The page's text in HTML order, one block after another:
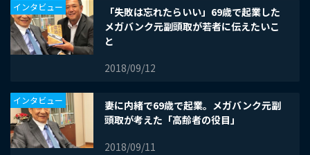
「失敗は忘れたらいい」69歳で起業した
メガバンク元副頭取が若者に伝えたいこ
と
2018/09/12
インタビュー
妻に内緒で69歳で起業。メガバンク元副
頭取が考えた「高齢者の役目」
2018/09/11
インタビュー